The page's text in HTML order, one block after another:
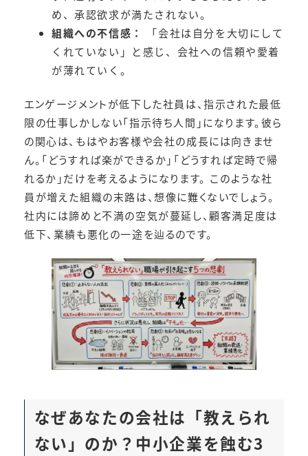
め、承認欲求が満たされない。
組織への不信感：
「会社は自分を大切にして
くれていない」と感じ、会社への信頼や愛着
が薄れていく。
エンゲージメントが低下した社員は、指示された最低
限の仕事しかしない「指示待ち人間」になります。彼ら
の関心は、もはやお客様や会社の成長には向きませ
ん。「どうすれば楽ができるか」「どうすれば定時で帰
れるか」だけを考えるようになります。 このような社
員が増えた組織の末路は、想像に難くないでしょう。
社内には諦めと不満の空気が蔓延し、顧客満足度は
低下、業績も悪化の一途を辿るのです。
なぜあなたの会社は「教えられ
ない」のか？中小企業を蝕む3